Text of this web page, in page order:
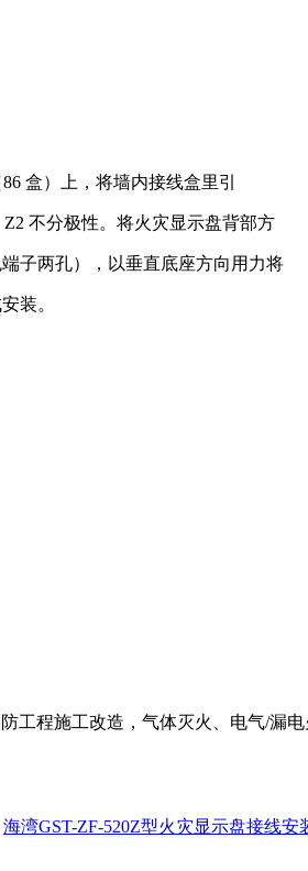
盒）上，将墙内接线盒里引
不分极性。将火灾显示盘背部方
子两孔），以垂直底座方向用力将
装。
程施工改造，气体灭火、电气/漏电
海湾GST-ZF-520Z型火灾显示盘接线安